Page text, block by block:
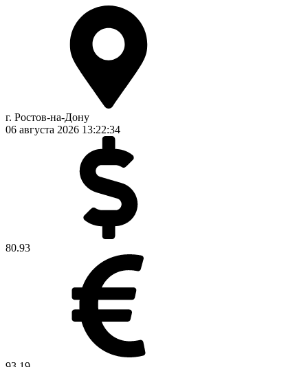
г. Ростов-на-Дону
06 августа 2026 13:22:35
80.93